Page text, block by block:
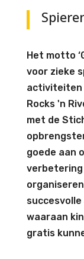
Het motto
voor zieke
activiteiten
Rocks 'n
met de
goede aan
verbetering
waaraan
gratis